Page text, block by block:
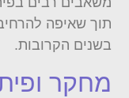
תוך שאיפה
בשנים הקרובות.
מחקר